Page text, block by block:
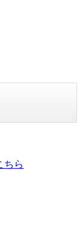
ちら